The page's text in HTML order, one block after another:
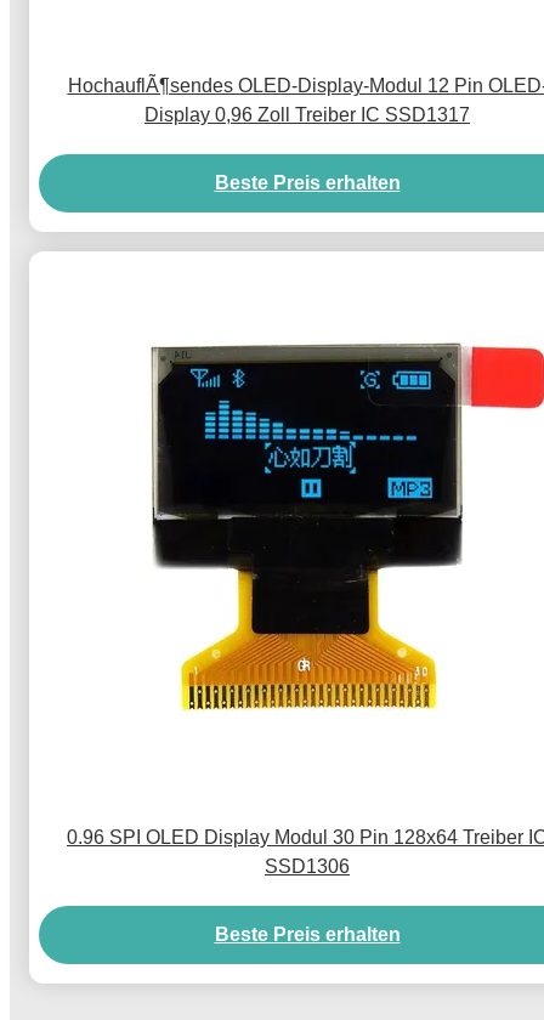
HochauflÃ¶sendes OLED-Display-Modul 12 Pin
Display 0,96 Zoll Treiber IC SSD1317
Beste Preis erhalten
0.96 SPI OLED Display Modul 30 Pin 128x64 Treiber
SSD1306
Beste Preis erhalten